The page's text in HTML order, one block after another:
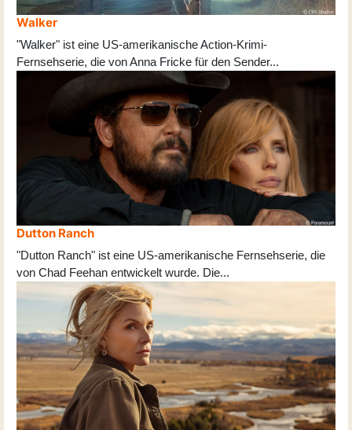
Walker
"Walker" ist eine US-amerikanische Action-Krimi-
Fernsehserie, die von Anna Fricke für den Sender...
Dutton Ranch
"Dutton Ranch" ist eine US-amerikanische Fernsehserie, die
von Chad Feehan entwickelt wurde. Die...